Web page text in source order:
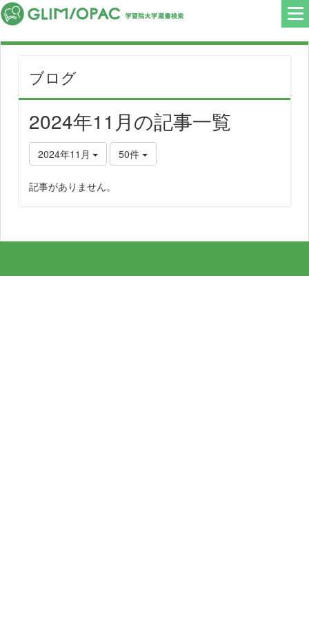
ブログ
2024年11月の記事一覧
2024年11月 50件
記事がありません。